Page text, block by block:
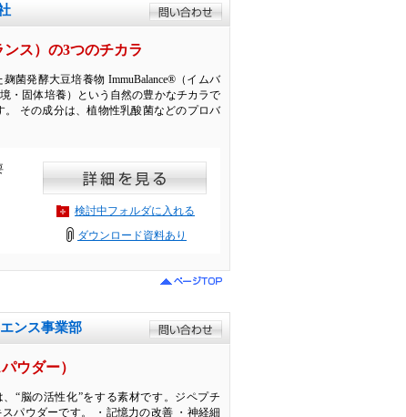
ス）の3つのチカラ
菌発酵大豆培養物 ImmuBalance®（イムバ
・固体培養）という自然の豊かなチカラで
。 その成分は、植物性乳酸菌などのプロバ
検討中フォルダに入れる
ダウンロード資料あり
ンス事業部
ウダー）
“脳の活性化”をする素材です。ジペプチ
パウダーです。 ・記憶力の改善 ・神経細